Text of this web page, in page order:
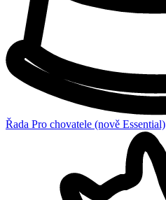
Řada Pro chovatele (nově Essential)